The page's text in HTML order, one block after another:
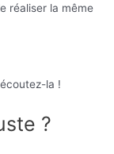
réaliser la même
la !
?